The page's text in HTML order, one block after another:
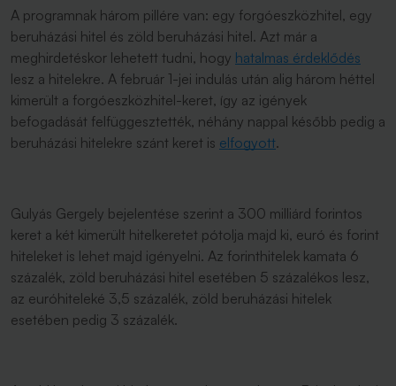
A programnak három pillére van: egy forgóeszközhitel, egy
beruházási hitel és zöld beruházási hitel. Azt már a
meghirdetéskor lehetett tudni, hogy hatalmas érdeklődés
lesz a hitelekre. A február 1-jei indulás után alig három héttel
kimerült a forgóeszközhitel-keret, így az igények
befogadását felfüggesztették, néhány nappal később pedig a
beruházási hitelekre szánt keret is elfogyott.
Gulyás Gergely bejelentése szerint a 300 milliárd forintos
keret a két kimerült hitelkeretet pótolja majd ki, euró és forint
hiteleket is lehet majd igényelni. Az forinthitelek kamata 6
százalék, zöld beruházási hitel esetében 5 százalékos lesz,
az euróhiteleké 3,5 százalék, zöld beruházási hitelek
esetében pedig 3 százalék.